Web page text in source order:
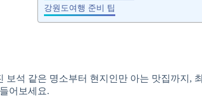
강원도여행 준비 팁
석 같은 명소부터 현지인만 아는 맛집까지, 최
어보세요.